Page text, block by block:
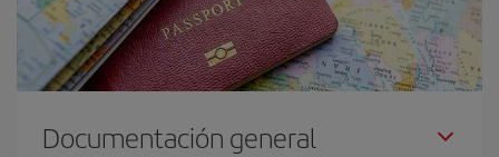
Documentación general